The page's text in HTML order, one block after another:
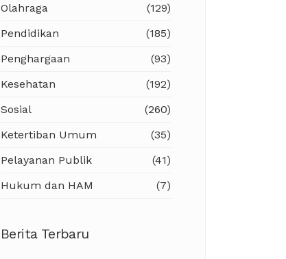
Olahraga
(129)
Pendidikan
(185)
Penghargaan
(93)
Kesehatan
(192)
Sosial
(260)
Ketertiban Umum
(35)
Pelayanan Publik
(41)
Hukum dan HAM
(7)
Berita Terbaru